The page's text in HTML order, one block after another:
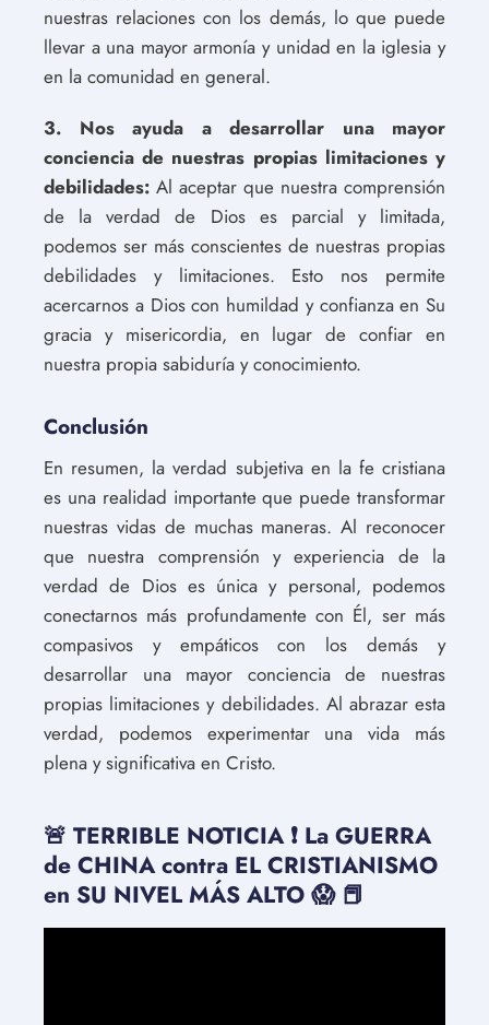
nuestras relaciones con los demás, lo que puede
llevar a una mayor armonía y unidad en la iglesia y
en la comunidad en general.
3. Nos ayuda a desarrollar una mayor
conciencia de nuestras propias limitaciones y
debilidades: Al aceptar que nuestra comprensión
de la verdad de Dios es parcial y limitada,
podemos ser más conscientes de nuestras propias
debilidades y limitaciones. Esto nos permite
acercarnos a Dios con humildad y confianza en Su
gracia y misericordia, en lugar de confiar en
nuestra propia sabiduría y conocimiento.
Conclusión
En resumen, la verdad subjetiva en la fe cristiana
es una realidad importante que puede transformar
nuestras vidas de muchas maneras. Al reconocer
que nuestra comprensión y experiencia de la
verdad de Dios es única y personal, podemos
conectarnos más profundamente con Él, ser más
compasivos y empáticos con los demás y
desarrollar una mayor conciencia de nuestras
propias limitaciones y debilidades. Al abrazar esta
verdad, podemos experimentar una vida más
plena y significativa en Cristo.
🚨 TERRIBLE NOTICIA ❗️ La GUERRA
de CHINA contra EL CRISTIANISMO
en SU NIVEL MÁS ALTO 😱 📕